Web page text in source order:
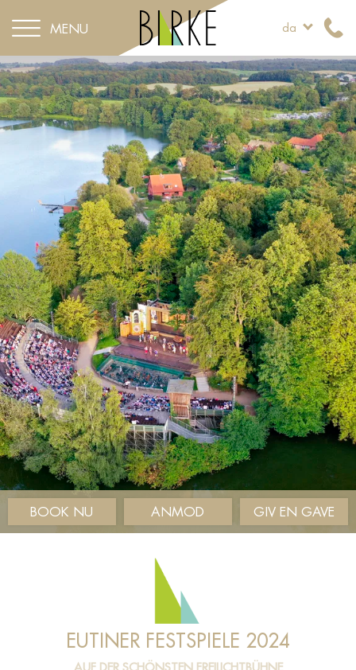
MENU da
BOOK NU ANMOD GIV EN GAVE
EUTINER FESTSPIELE 2024